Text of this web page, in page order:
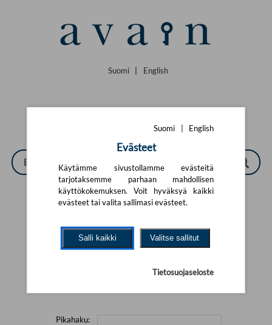
Suomi English
Tarkennettu haku
Yhtään tuotetta ei löytynyt. Yritä uutta hakua alla olevalla
Yritä hakea pienemmällä määrällä hakutekijöitä ja jätä
Pikahaku:
Suomi | English
Evästeet
Käytämme sivustollamme evästeitä
tarjotaksemme parhaan mahdollisen
käyttökokemuksen. Voit hyväksyä kaikki
evästeet tai valita sallimasi evästeet.
Salli kaikki Valitse sallitut
Tietosuojaseloste